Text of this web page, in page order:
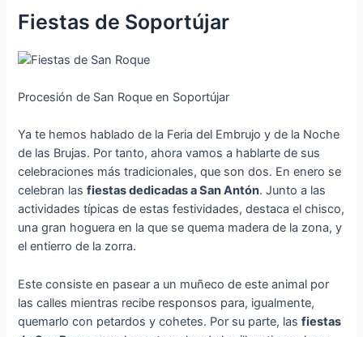
Fiestas de Soportújar
Procesión de San Roque en Soportújar
Ya te hemos hablado de la Feria del Embrujo y de la Noche
de las Brujas. Por tanto, ahora vamos a hablarte de sus
celebraciones más tradicionales, que son dos. En enero se
celebran lasfiestas dedicadas a San Antón. Junto a las
actividades típicas de estas festividades, destaca el chisco,
una gran hoguera en la que se quema madera de la zona, y
el entierro de la zorra.
Este consiste en pasear a un muñeco de este animal por
las calles mientras recibe responsos para, igualmente,
quemarlo con petardos y cohetes. Por su parte, lasfiestas